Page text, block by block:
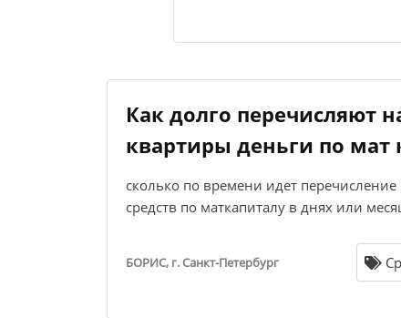
Как долго перечисляют
квартиры деньги по мат
сколько по времени идет
средств по маткапиталу в днях или
БОРИС, г. Санкт-Петербург